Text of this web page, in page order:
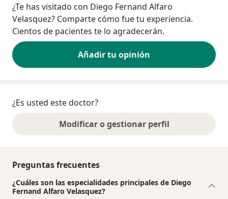
¿Te has visitado con Diego Fernand Alfaro
Velasquez? Comparte cómo fue tu experiencia.
Cientos de pacientes te lo agradecerán.
Añadir tu opinión
¿Es usted este doctor?
Modificar o gestionar perfil
Preguntas frecuentes
¿Cuáles son las especialidades principales de Diego
Fernand Alfaro Velasquez?